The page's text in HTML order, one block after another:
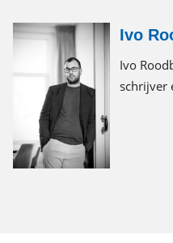
Ivo
Ivo
schrijver